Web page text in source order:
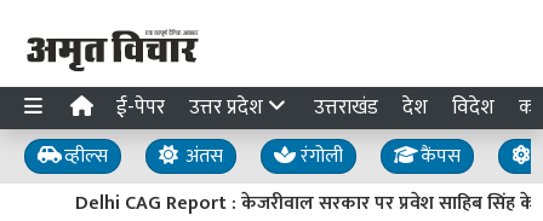
ई-पेपर उत्तर प्रदेश उत्तराखंड देश विदेश
व्हील्स अंतस रंगोली कैंपस
Delhi CAG Report : केजरीवाल सरकार पर प्रवेश साहिब सिंह के